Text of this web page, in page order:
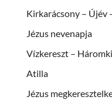
Kirkarácsony – Újév
Jézus nevenapja
Vízkereszt –
Atilla
Jézus